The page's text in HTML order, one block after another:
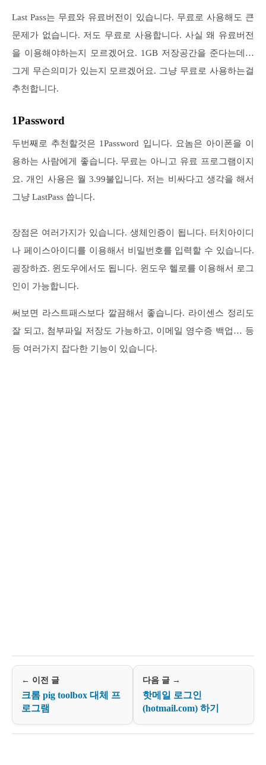
Last Pass는 무료와 유료버전이 있습니다. 무료로 사용해도 큰
문제가 없습니다. 저도 무료로 사용합니다. 사실 왜 유료버전
을 이용해야하는지 모르겠어요. 1GB 저장공간을 준다는데…
그게 무슨의미가 있는지 모르겠어요. 그냥 무료로 사용하는걸
추천합니다.
1Password
두번째로 추천할것은 1Password 입니다. 요놈은 아이폰을 이
용하는 사람에게 좋습니다. 무료는 아니고 유료 프로그램이지
요. 개인 사용은 월 3.99불입니다. 저는 비싸다고 생각을 해서
그냥 LastPass 씁니다.
장점은 여러가지가 있습니다. 생체인증이 됩니다. 터치아이디
나 페이스아이디를 이용해서 비밀번호를 입력할 수 있습니다.
굉장하죠. 윈도우에서도 됩니다. 윈도우 헬로를 이용해서 로그
인이 가능합니다.
써보면 라스트패스보다 깔끔해서 좋습니다. 라이센스 정리도
잘 되고, 첨부파일 저장도 가능하고, 이메일 영수증 백업… 등
등 여러가지 잡다한 기능이 있습니다.
← 이전 글
크롬 pig toolbox 대체 프
로그램
다음 글 →
핫메일 로그인
(hotmail.com) 하기